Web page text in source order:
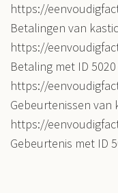
https://
Betalingen van
https://
Betaling met ID
https://
Gebeurtenissen van
https://
Gebeurtenis met ID